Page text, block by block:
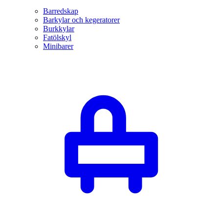
Barredskap
Barkylar och kegeratorer
Burkkylar
Fatölskyl
Minibarer